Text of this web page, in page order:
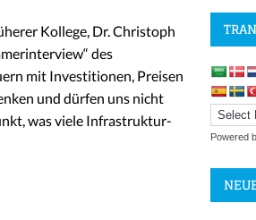
Kollege, Dr. Christoph
des
mit Investitionen, Preisen
und dürfen uns nicht
was viele Infrastruktur-
Powered